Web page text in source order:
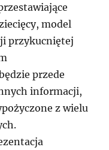
model
przykucniętej
przede
informacji,
z wielu